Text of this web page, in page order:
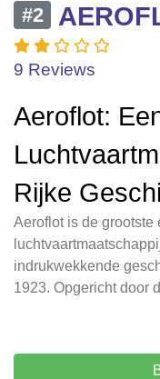
#2
9 Reviews
Aeroflot:
Rijke
Aeroflot is de grootste
indrukwekkende
1923. Opgericht door